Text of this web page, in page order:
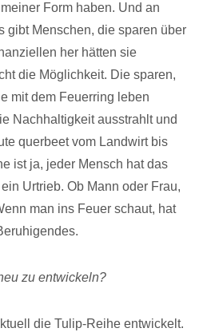
Form haben. Und an
gibt Menschen, die sparen über
her hätten sie
die Möglichkeit. Die sparen,
mit dem Feuerring leben
Nachhaltigkeit ausstrahlt und
querbeet vom Landwirt bis
ist ja, jeder Mensch hat das
Urtrieb. Ob Mann oder Frau,
man ins Feuer schaut, hat
zu entwickeln?
die Tulip-Reihe entwickelt.